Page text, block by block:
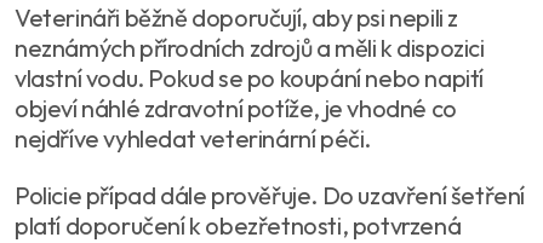
Veterináři běžně doporučují, aby psi nepili z
neznámých přírodních zdrojů a měli k dispozici
vlastní vodu. Pokud se po koupání nebo napití
objeví náhlé zdravotní potíže, je vhodné co
nejdříve vyhledat veterinární péči.
Policie případ dále prověřuje. Do uzavření šetření
platí doporučení k obezřetnosti, potvrzená